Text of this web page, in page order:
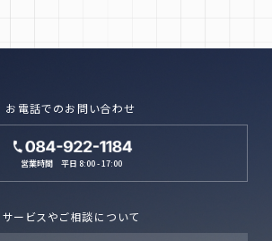
お電話でのお問い合わせ
営業時間 平日 8:00 - 17:00
サービスやご相談について